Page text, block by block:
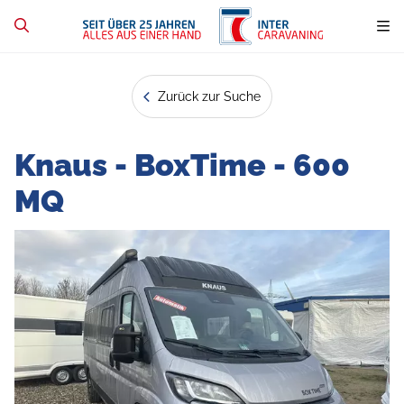
Zurück zur Suche
Knaus - BoxTime - 600
MQ